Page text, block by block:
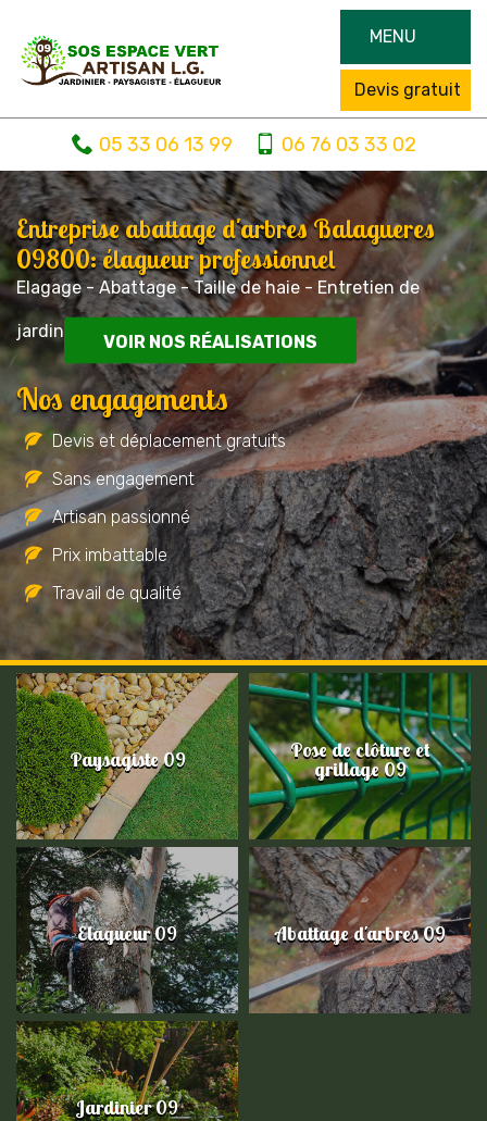
MENU
Devis gratuit
05 33 06 13 99 06 76 03 33 02
Entreprise abattage d'arbres Balagueres
09800: élagueur professionnel
Elagage - Abattage - Taille de haie - Entretien de
jardin
VOIR NOS RÉALISATIONS
Nos engagements
Devis et déplacement gratuits
Sans engagement
Artisan passionné
Prix imbattable
Travail de qualité
Paysagiste 09 Pose de clôture et
grillage 09
Elagueur 09 Abattage d'arbres 09
Jardinier 09